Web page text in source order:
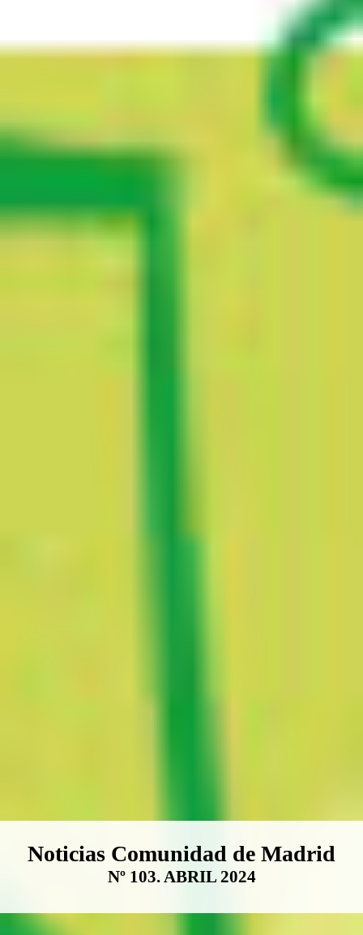
Boletín Noticias Comunidad de
Noticias Comunidad de Madrid
Nº 103. ABRIL 2024